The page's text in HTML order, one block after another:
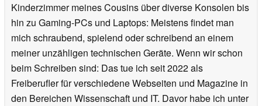
Kinderzimmer meines Cousins über diverse Konsolen bis
hin zu Gaming-PCs und Laptops: Meistens findet man
mich schraubend, spielend oder schreibend an einem
meiner unzähligen technischen Geräte. Wenn wir schon
beim Schreiben sind: Das tue ich seit 2022 als
Freiberufler für verschiedene Webseiten und Magazine in
den Bereichen Wissenschaft und IT. Davor habe ich unter